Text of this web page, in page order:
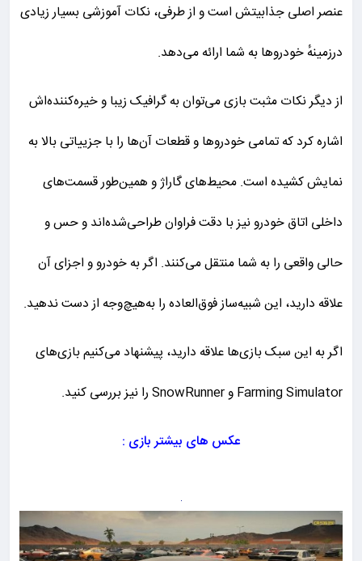
عنصر اصلی جذابیتش است و از طرفی، نکات آموزشی بسیار زیادی
درزمینهٔ خودروها به شما ارائه می‌دهد.
از دیگر نکات مثبت بازی می‌توان به گرافیک زیبا و خیره‌کننده‌اش
اشاره کرد که تمامی خودروها و قطعات آن‌ها را با جزییاتی بالا به
نمایش کشیده است. محیط‌های گاراژ و همین‌طور قسمت‌های
داخلی اتاق خودرو نیز با دقت فراوان طراحی‌شده‌اند و حس و
حالی واقعی را به شما منتقل می‌کنند. اگر به خودرو و اجزای آن
علاقه دارید، این شبیه‌ساز فوق‌العاده را به‌هیچ‌وجه از دست ندهید.
اگر به این سبک بازی‌ها علاقه دارید، پیشنهاد می‌کنیم بازی‌های
Farming Simulator و SnowRunner را نیز بررسی کنید.
عکس های بیشتر بازی :